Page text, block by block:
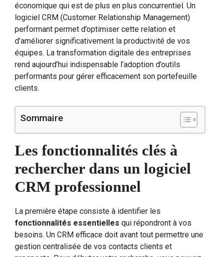
économique qui est de plus en plus concurrentiel. Un
logiciel CRM (Customer Relationship Management)
performant permet d’optimiser cette relation et
d’améliorer significativement la productivité de vos
équipes. La transformation digitale des entreprises
rend aujourd’hui indispensable l’adoption d’outils
performants pour gérer efficacement son portefeuille
clients.
Sommaire
Les fonctionnalités clés à
rechercher dans un logiciel
CRM professionnel
La première étape consiste à identifier les
fonctionnalités essentielles qui répondront à vos
besoins. Un CRM efficace doit avant tout permettre une
gestion centralisée de vos contacts clients et